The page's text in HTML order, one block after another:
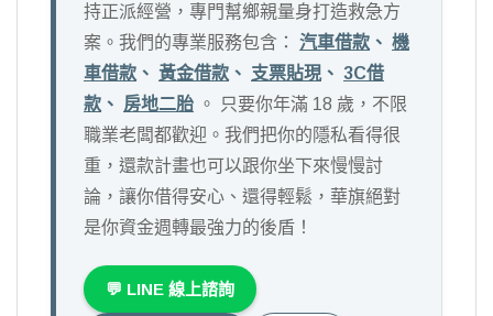
持正派經營，專門幫鄉親量身打造救急方
案。我們的專業服務包含： 汽車借款 、 機
車借款 、 黃金借款 、 支票貼現 、 3C借
款 、 房地二胎 。 只要你年滿 18 歲，不限
職業老闆都歡迎。我們把你的隱私看得很
重，還款計畫也可以跟你坐下來慢慢討
論，讓你借得安心、還得輕鬆，華旗絕對
是你資金週轉最強力的後盾！
💬 LINE 線上諮詢